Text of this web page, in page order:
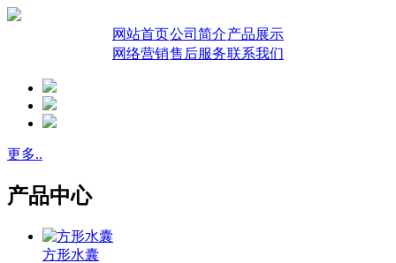
网站首页公司简介产品展示
网络营销售后服务联系我们
更多..
产品中心
方形水囊